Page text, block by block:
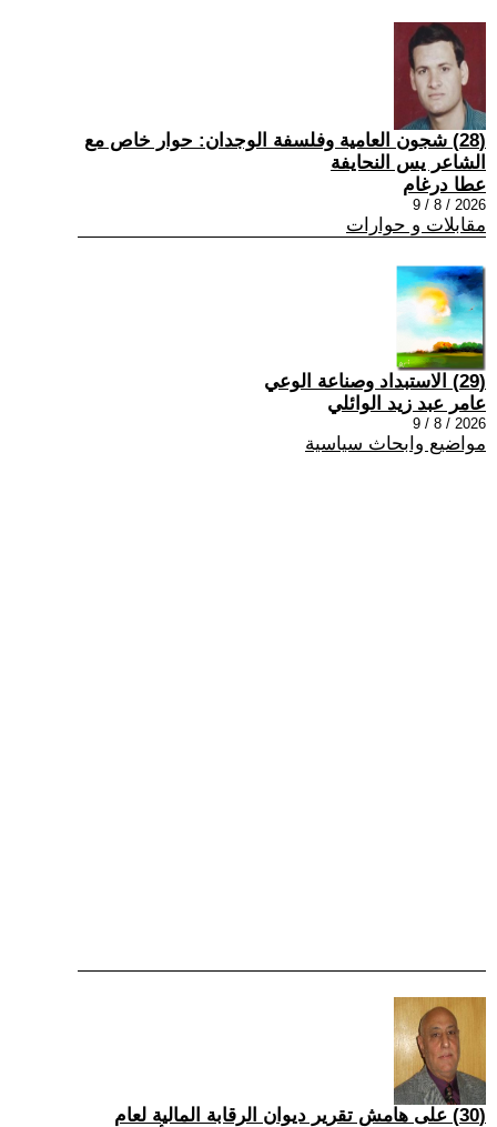
(28) شجون العامية وفلسفة الوجدان: حوار خاص مع
الشاعر يس النحايفة
عطا درغام
2026 / 8 / 9
مقابلات و حوارات
(29) الاستبداد وصناعة الوعي
عامر عبد زيد الوائلي
2026 / 8 / 9
مواضيع وابحاث سياسية
(30) على هامش تقرير ديوان الرقابة المالية لعام